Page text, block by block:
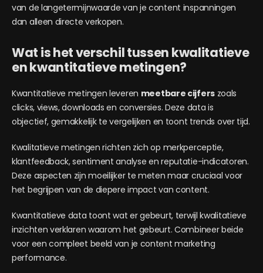
van de langetermijnwaarde van je content inspanningen
dan alleen directe verkopen.
Wat is het verschil tussen kwalitatieve
en kwantitatieve metingen?
Kwantitatieve metingen leveren meetbare cijferszoals
clicks, views, downloads en conversies. Deze data is
objectief, gemakkelijk te vergelijken en toont trends over tijd.
Kwalitatieve metingen richten zich op merkperceptie,
klantfeedback, sentiment analyse en reputatie-indicatoren.
Deze aspecten zijn moeilijker te meten maar cruciaal voor
het begrijpen van de diepere impact van content.
Kwantitatieve data toont wat er gebeurt, terwijl kwalitatieve
inzichten verklaren waarom het gebeurt. Combineer beide
voor een compleet beeld van je content marketing
performance.